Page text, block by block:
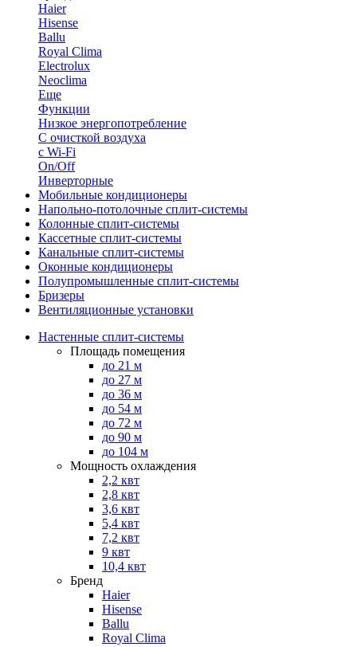
Haier
Hisense
Ballu
Royal Clima
Electrolux
Neoclima
Еще
Функции
Низкое энергопотребление
С очисткой воздуха
с Wi-Fi
On/Off
Инверторные
Мобильные кондиционеры
Напольно-потолоч​ные ​сплит-системы
Колонные ​​сплит-системы
Кассетные сплит-системы
Канальные сплит-системы
Оконные кондиционеры
Полупромышленные сплит-системы
Бризеры
Вентиляционные установки
Настенные сплит-системы
Площадь помещения
до 21 м
до 27 м
до 36 м
до 54 м
до 72 м
до 90 м
до 104 м
Мощность охлаждения
2,2 квт
2,8 квт
3,6 квт
5,4 квт
7,2 квт
9 квт
10,4 квт
Бренд
Haier
Hisense
Ballu
Royal Clima